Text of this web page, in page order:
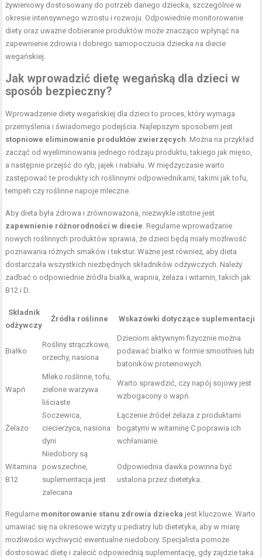
żywieniowy dostosowany do potrzeb danego dziecka, szczególnie w
okresie intensywnego wzrostu i rozwoju. Odpowiednie monitorowanie
diety oraz uważne dobieranie produktów może znacząco wpłynąć na
zapewnienie zdrowia i dobrego samopoczucia dziecka na diecie
wegańskiej.
Jak wprowadzić dietę wegańską dla dzieci w
sposób bezpieczny?
Wprowadzenie diety wegańskiej dla dzieci to proces, który wymaga
przemyślenia i świadomego podejścia. Najlepszym sposobem jest
stopniowe eliminowanie produktów zwierzęcych. Można na przykład
zacząć od wyeliminowania jednego rodzaju produktu, takiego jak mięso,
a następnie przejść do ryb, jajek i nabiału. W międzyczasie warto
zastępować te produkty ich roślinnymi odpowiednikami, takimi jak tofu,
tempeh czy roślinne napoje mleczne.
Aby dieta była zdrowa i zrównoważona, niezwykle istotne jest
zapewnienie różnorodności w diecie. Regularne wprowadzanie
nowych roślinnych produktów sprawia, że dzieci będą miały możliwość
poznawania różnych smaków i tekstur. Ważne jest również, aby dieta
dostarczała wszystkich niezbędnych składników odżywczych. Należy
zadbać o odpowiednie źródła białka, wapnia, żelaza i witamin, takich jak
B12 i D.
Składnik
odżywczy
Źródła roślinne Wskazówki dotyczące suplementacji
Białko
Rośliny strączkowe,
orzechy, nasiona
Dzieciom aktywnym fizycznie można
podawać białko w formie smoothies lub
batoników proteinowych.
Wapń
Mleko roślinne, tofu,
zielone warzywa
liściaste
Warto sprawdzić, czy napój sojowy jest
wzbogacony o wapń.
Żelazo
Soczewica,
ciecierzyca, nasiona
dyni
Łączenie źródeł żelaza z produktami
bogatymi w witaminę C poprawia ich
wchłanianie.
Witamina
B12
Niedobory są
powszechne,
suplementacja jest
zalecana
Odpowiednia dawka powinna być
ustalona przez dietetyka.
Regularne monitorowanie stanu zdrowia dziecka jest kluczowe. Warto
umawiać się na okresowe wizyty u pediatry lub dietetyka, aby w miarę
możliwości wychwycić ewentualne niedobory. Specjalista pomoże
dostosować dietę i zalecić odpowiednią suplementację, gdy zajdzie taka